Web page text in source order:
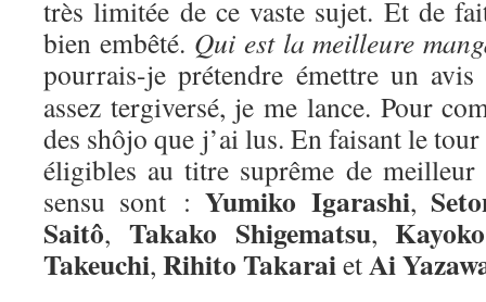
très limitée de ce vaste sujet. Et de
bien embêté. Qui est la meilleure
pourrais-je prétendre émettre un
assez tergiversé, je me lance. Pour
des shôjo que j’ai lus. En faisant le tour
éligibles au titre suprême de
sensu sont :Yumiko Igarashi,
Saitô, Takako Shigematsu,Kayoko
Takeuchi, Rihito TakaraietAi